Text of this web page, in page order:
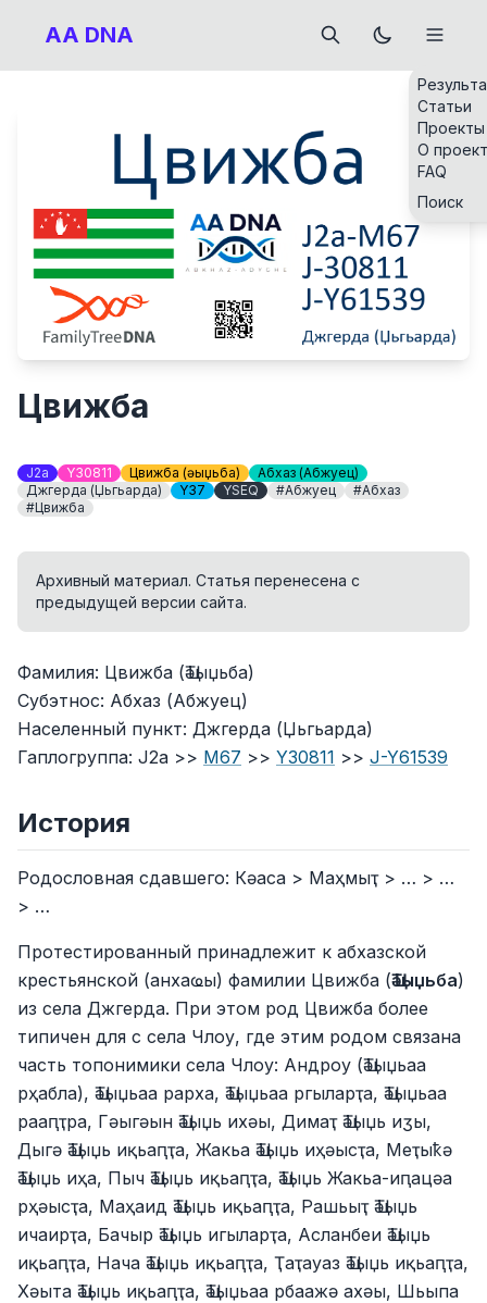
AA DNA
Статьи
Проекты
О
FAQ
Поиск
Цвижба
J2a Y30811 Цвижба (Ҵәыџьба)
Абхаз (Абжуец)
Джгерда (Џьгьарда)
Y37 YSEQ #Абжуец
#Абхаз
#Цвижба
Архивный материал. Статья перенесена с
предыдущей версии сайта.
Фамилия: Цвижба (Ҵәыџьба)
Субэтнос: Абхаз (Абжуец)
Населенный пункт: Джгерда (Џьгьарда)
Гаплогруппа: J2a >> M67 >> Y30811 >> J-Y61539
История
Родословная сдавшего: Кәаса > Маҳмыҭ > … > …
> …
Протестированный принадлежит к абхазской
крестьянской (анхаҩы) фамилии Цвижба (Ҵәыџьба)
из села Джгерда. При этом род Цвижба более
типичен для c села Члоу, где этим родом связана
часть топонимики села Члоу: Андроу (Ҵәыџьаа
рҳабла), Ҵәыџьаа рарха, Ҵәыџьаа ргыларҭа, Ҵәыџьаа
рааԥҭра, Гәыгәын Ҵәыџь ихәы, Димаҭ Ҵәыџь иӡы,
Дыгә Ҵәыџь иқьаԥҭа, Жакьа Ҵәыџь иҳәысҭа, Меҭыҟә
Ҵәыџь иҳа, Пыч Ҵәыџь иқьаԥҭа, Ҵәыџь Жакьа-иԥацәа
рҳәысҭа, Маҳаид Ҵәыџь иқьаԥҭа, Рашьыҭ Ҵәыџь
ичаирҭа, Бачыр Ҵәыџь игыларҭа, Асланбеи Ҵәыџь
иқьаԥҭа, Нача Ҵәыџь иқьаԥҭа, Ҭаҭауаз Ҵәыџь иқьаԥҭа,
Хәыта Ҵәыџь иқьаԥҭа, Ҵәыџьаа рбаажә ахәы, Шьыпа